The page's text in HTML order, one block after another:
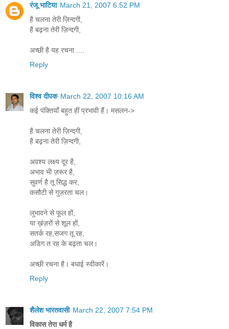
रंजू भाटिया March 21, 2007 6:52 PM
है चलना तेरी ज़िन्दगी,
है बढ़ना तेरी ज़िन्दगी,
अच्छी है यह रचना ....
Reply
विश्व दीपक March 22, 2007 10:16 AM
कई पंक्तियाँ बहुत हीं प्रभावी हैं। मसलन->
है चलना तेरी ज़िन्दगी,
है बढ़ना तेरी ज़िन्दगी,
अवश्य लक्ष्य दूर है,
अभाव भी ज़रूर है,
सुवर्ण है तू सिद्ध कर,
कसौटी से गुज़रता चल।
लुभावने से फूल हों,
या ख़ंज़रों से शूल हों,
सतर्क रह,सजग तू रह,
अडिग त रह के बढ़ता चल।
अच्छी रचना है। बधाई स्वीकारें।
Reply
शैलेश भारतवासी March 22, 2007 7:54 PM
विकास तेरा धर्म है